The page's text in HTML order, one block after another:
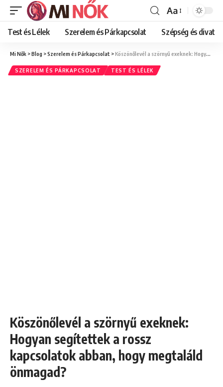
Font
Resizer
Aa
Test és Lélek Szerelem és Párkapcsolat Szépség és divat
Mi Nők >Blog >Szerelem és Párkapcsolat >Köszönőlevél a szörnyű exeknek: Hogyan segítettek a rossz kapcsolatok abban, hogy megtaláld önmagad?
SZERELEM ÉS PÁRKAPCSOLAT TEST ÉS LÉLEK
Köszönőlevél a szörnyű exeknek:
Hogyan segítettek a rossz
kapcsolatok abban, hogy megtaláld
önmagad?